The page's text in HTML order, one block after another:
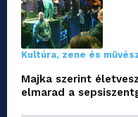
Kultúra, zene és
Majka szerint
elmarad a